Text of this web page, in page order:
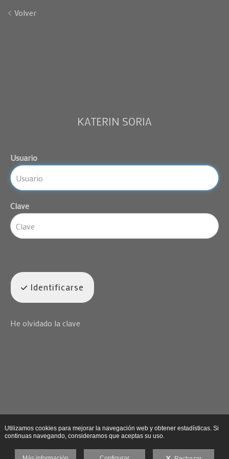
Volver
KATERIN SORIA
Usuario
Clave
Identificarse
He olvidado la clave
Utilizamos cookies para mejorar la navegación web y obtener estadísticas. Si
continuas navegando, consideramos que aceptas su uso.